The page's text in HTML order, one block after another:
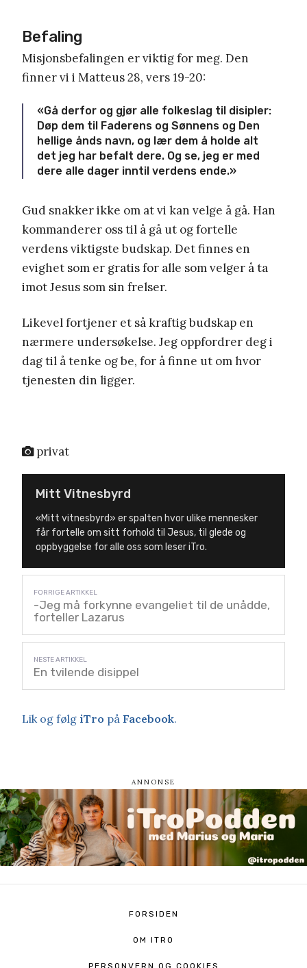
Befaling
Misjonsbefalingen er viktig for meg. Den
finner vi i Matteus 28, vers 19-20:
«Gå derfor og gjør alle folkeslag til disipler:
Døp dem til Faderens og Sønnens og Den
hellige ånds navn, og lær dem å holde alt
det jeg har befalt dere. Og se, jeg er med
dere alle dager inntil verdens ende.»
Gud snakker ikke om at vi kan velge å gå. Han
kommanderer oss til å gå ut og fortelle
verdens viktigste budskap. Det finnes en
evighet som er gratis for alle som velger å ta
imot Jesus som sin frelser.
Likevel fortjener et så kraftig budskap en
nærmere undersøkelse. Jeg oppfordrer deg i
dag til å tenke og be, for å finne ut om hvor
tjenesten din ligger.
privat
Mitt Vitnesbyrd
«Mitt vitnesbyrd» er spalten hvor ulike mennesker
får fortelle om sitt forhold til Jesus, til glede og
oppbyggelse for alle oss som leser iTro.
-Jeg må forkynne evangeliet til de unådde,
forteller Lazarus
En tvilende disippel
Lik og følg iTro på Facebook.
FORSIDEN
OM ITRO